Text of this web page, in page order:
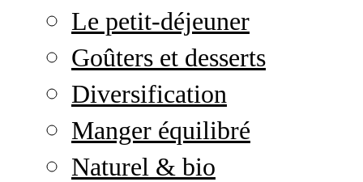
Le petit-déjeuner
Goûters et desserts
Diversification
Manger équilibré
Naturel & bio